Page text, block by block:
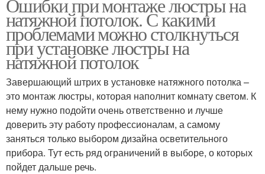
натяжной потолок. С какими
проблемами можно столкнуться
при установке люстры на
натяжной потолок
Завершающий штрих в установке натяжного потолка –
это монтаж люстры, которая наполнит комнату светом. К
нему нужно подойти очень ответственно и лучше
доверить эту работу профессионалам, а самому
заняться только выбором дизайна осветительного
прибора. Тут есть ряд ограничений в выборе, о которых
пойдет дальше речь.